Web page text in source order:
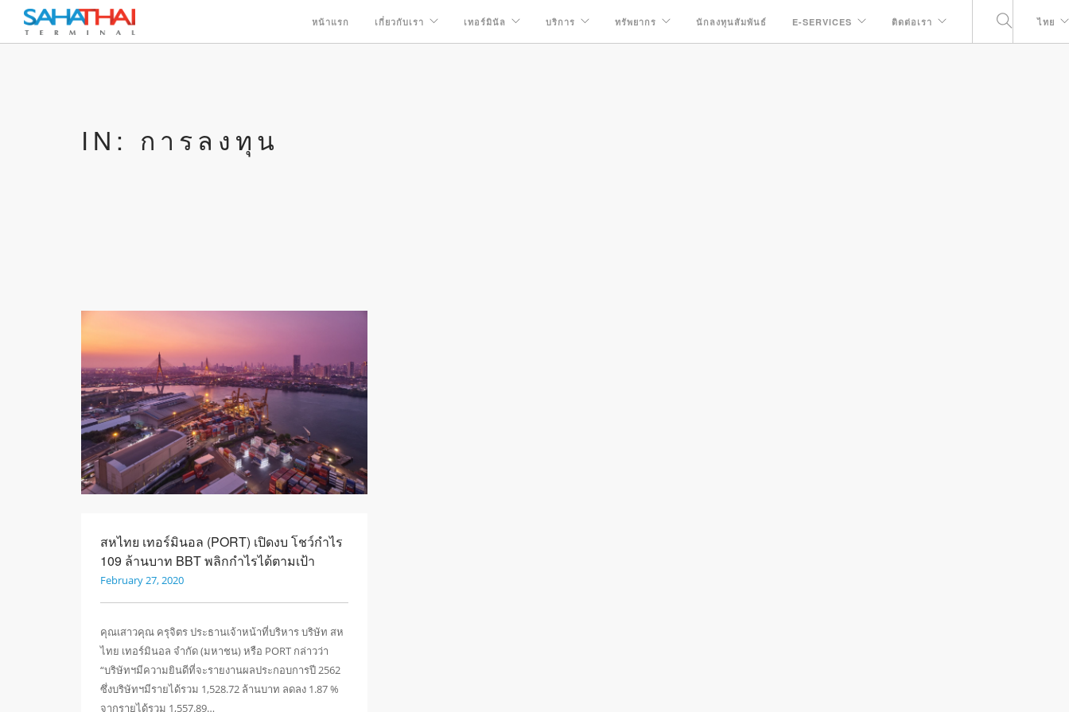
หน้าแรก เกี่ยวกับเรา เทอร์มินัล บริการ ทรัพยากร นักลงทุนสัมพันธ์ E-SERVICES ติดต่อเรา ไทย
IN: การลงทุน
สหไทย เทอร์มินอล (PORT) เปิดงบ โชว์กำไร
109 ล้านบาท BBT พลิกกำไรได้ตามเป้า
February 27, 2020
คุณเสาวคุณ ครุจิตร ประธานเจ้าหน้าที่บริหาร บริษัท สห
ไทย เทอร์มินอล จำกัด (มหาชน) หรือ PORT กล่าวว่า
“บริษัทฯมีความยินดีที่จะรายงานผลประกอบการปี 2562
ซึ่งบริษัทฯมีรายได้รวม 1,528.72 ล้านบาท ลดลง 1.87 %
จากรายได้รวม 1,557.89…